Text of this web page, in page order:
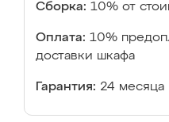
Сборка: 10% от
Оплата: 10%
доставки шкафа
Гарантия: 24 месяца